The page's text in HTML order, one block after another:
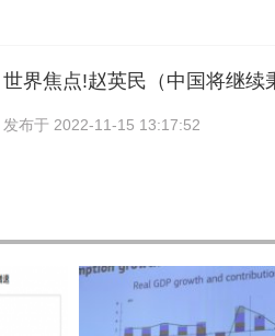
世界焦点!赵英民（中国将继续
发布于 2022-11-15 13:17:52